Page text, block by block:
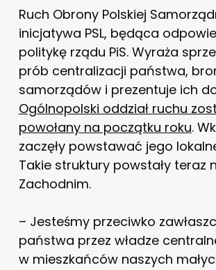
Ruch Obrony Polskiej
inicjatywa PSL, będąca
politykę rządu PiS. Wyraża
prób centralizacji państwa,
samorządów i prezentuje ich
Ogólnopolski oddział ruchu
powołany na początku roku.
zaczęły powstawać jego
Takie struktury powstały teraz
Zachodnim.
– Jesteśmy przeciwko
państwa przez władze
w mieszkańców naszych